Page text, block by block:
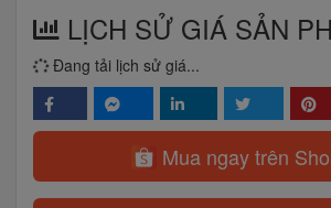
LỊCH SỬ GIÁ SẢN
Đang tải lịch sử giá...
Mua ngay trên